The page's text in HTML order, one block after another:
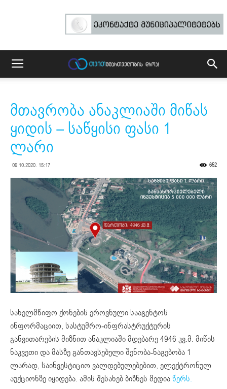
მთავრობა ანაკლიაში მიწას
ყიდის – საწყისი ფასი 1
ლარი
09.10.2020. 15:17 652
სახელმწიფო ქონების ეროვნული სააგენტოს
ინფორმაციით, სასტუმრო-ინფრასტრუქტურის
განვითარების მიზნით ანაკლიაში მდებარე 4946 კვ.მ. მიწის
ნაკვეთი და მასზე განთავსებული შენობა-ნაგებობა 1
ლარად, საინვესტიციო ვალდებულებებით, ელექტრონულ
აუქციონზე იყიდება. ამის შესახებ ბიზნეს მედია წერს.